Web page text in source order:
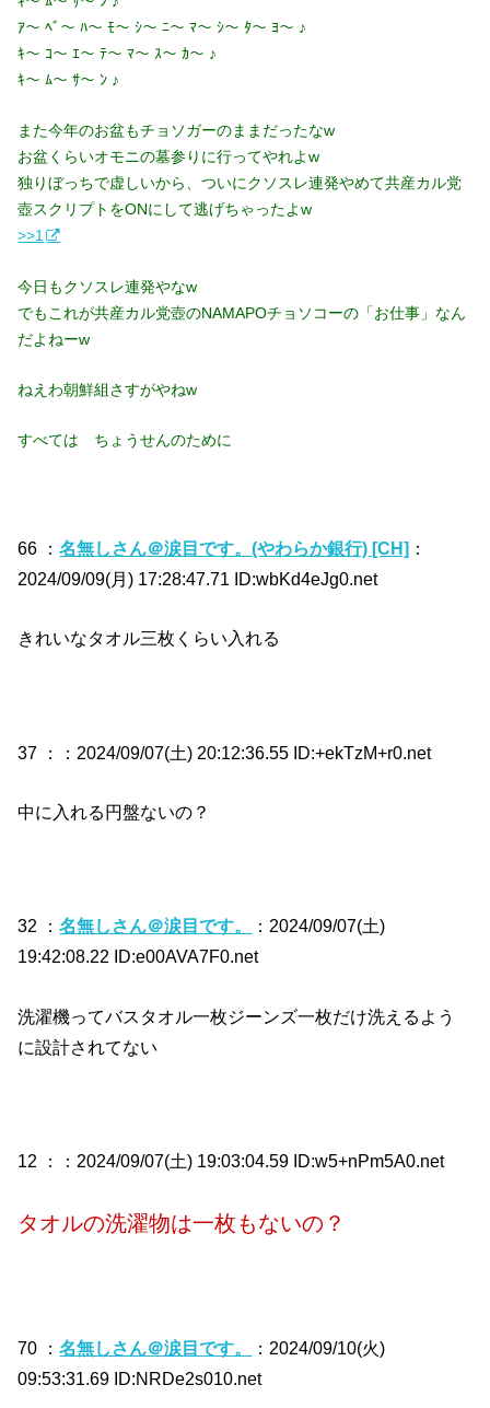
ｱ〜 ﾍﾞ〜 ﾊ〜 ﾓ〜 ｼ〜 ﾆ〜 ﾏ〜 ｼ〜 ﾀ〜 ﾖ〜 ♪
ｷ〜 ｺ〜 ｴ〜 ﾃ〜 ﾏ〜 ｽ〜 ｶ〜 ♪
ｷ〜 ﾑ〜 ｻ〜 ﾝ ♪
また今年のお盆もチョソガーのままだったなw
お盆くらいオモニの墓参りに行ってやれよw
独りぼっちで虚しいから、ついにクソスレ連発やめて共産カル党
壺スクリプトをONにして逃げちゃったよw
>>1
今日もクソスレ連発やなw
でもこれが共産カル党壺のNAMAPOチョソコーの「お仕事」なん
だよねーw
ねえわ朝鮮組さすがやねw
すべては ちょうせんのために
66 ：名無しさん＠涙目です。(やわらか銀行) [CH] ：
2024/09/09(月) 17:28:47.71 ID:wbKd4eJg0.net
きれいなタオル三枚くらい入れる
37 ： ：2024/09/07(土) 20:12:36.55 ID:+ekTzM+r0.net
中に入れる円盤ないの？
32 ：名無しさん＠涙目です。
：2024/09/07(土)
19:42:08.22 ID:e00AVA7F0.net
洗濯機ってバスタオル一枚ジーンズ一枚だけ洗えるよう
に設計されてない
12 ： ：2024/09/07(土) 19:03:04.59 ID:w5+nPm5A0.net
タオルの洗濯物は一枚もないの？
70 ：名無しさん＠涙目です。
：2024/09/10(火)
09:53:31.69 ID:NRDe2s010.net